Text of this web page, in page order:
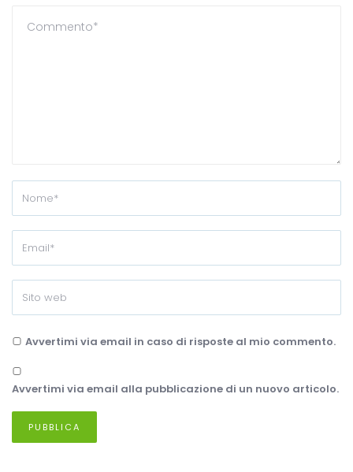
Avvertimi via email in caso di risposte al mio commento.
Avvertimi via email alla pubblicazione di un nuovo articolo.